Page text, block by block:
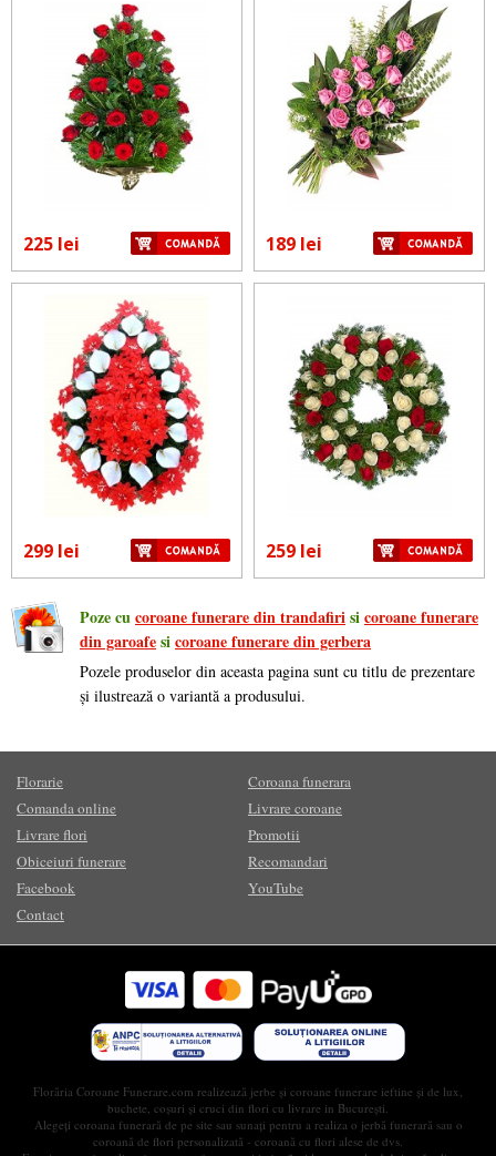
225 lei 189 lei
299 lei 259 lei
Poze cucoroane funerare din trandafirisicoroane funerare
din garoafesicoroane funerare din gerbera
Pozele produselor din aceasta pagina sunt cu titlu de prezentare
și ilustrează o variantă a produsului.
Florarie
Coroana funerara
Comanda online
Livrare coroane
Livrare flori
Promotii
Obiceiuri funerare
Recomandari
Facebook
YouTube
Contact
Florăria Coroane Funerare.com realizează jerbe și coroane funerare ieftine și de lux,
buchete, coșuri și cruci din flori cu livrare in București.
Alegeți coroana funerară de pe site sau sunați pentru a realiza o jerbă funerară sau o
coroană de flori personalizată - coroană cu flori alese de dvs.